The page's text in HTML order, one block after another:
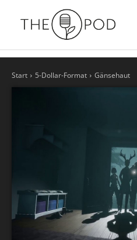
Start 5-Dollar-Format Gänsehaut